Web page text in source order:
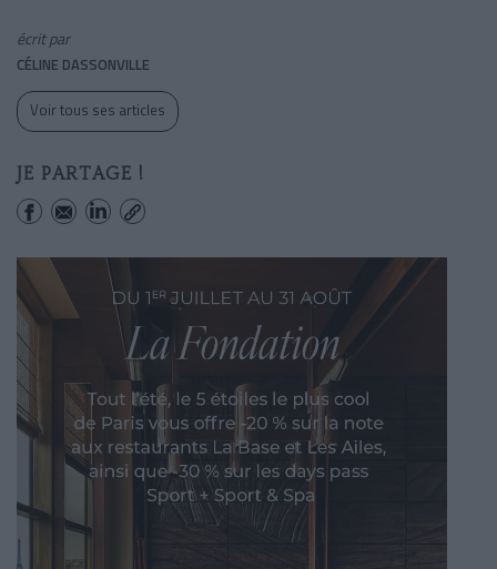
écrit par
CÉLINE DASSONVILLE
Voir tous ses articles
JE PARTAGE !